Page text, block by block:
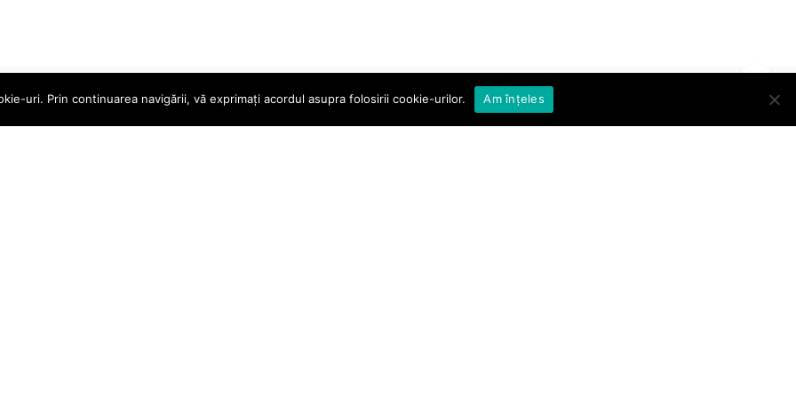
uri. Prin continuarea navigării, vă exprimați acordul asupra folosirii cookie-urilor. Am înțeles